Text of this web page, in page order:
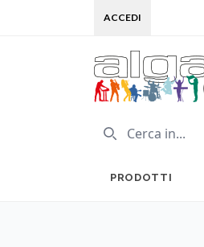
ACCEDI
PRODOTTI